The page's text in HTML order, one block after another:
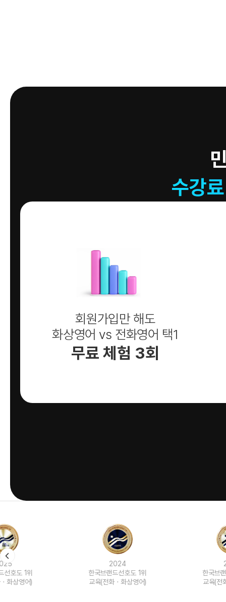
수강
회원가입만 해도
화상영어 vs 전화영어 택1
무료 체험 3회
한국브랜드선호도 1위
교육(전화ㆍ화상영어)
한국브랜드선호도 1위
교육(전화ㆍ화상영어)